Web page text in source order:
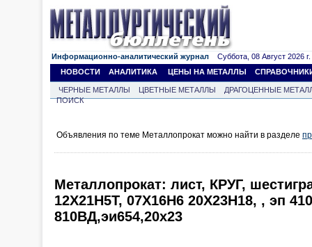
Информационно-аналитический журнал Суббота, 08 Август 2026 г.
НОВОСТИ
АНАЛИТИКА ЦЕНЫ НА МЕТАЛЛЫ
ЧЕРНЫЕ МЕТАЛЛЫ ЦВЕТНЫЕ МЕТАЛЛЫ
ДРАГОЦЕННЫЕ
ПОИСК
Объявления по теме Металлопрокат можно найти в разделе
Металлопрокат: лист, КРУГ,
12Х21Н5Т, 07Х16Н6 20Х23Н18, , эп
810ВД,эи654,20х23